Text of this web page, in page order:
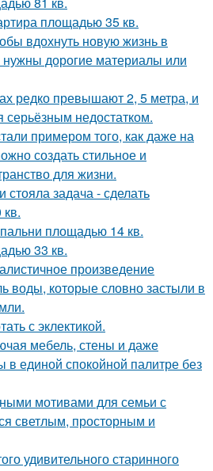
площадью 35 кв.
вдохнуть новую жизнь в
дорогие материалы или
редко превышают 2, 5 метра, и
серьёзным недостатком.
примером того, как даже на
создать стильное и
для жизни.
задача - сделать
площадью 14 кв.
33 кв.
произведение
воды, которые словно застыли в
с эклектикой.
мебель, стены и даже
единой спокойной палитре без
мотивами для семьи с
светлым, просторным и
удивительного старинного